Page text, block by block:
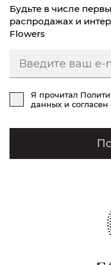
Будьте в числе
распродажах и
Flowers
Я прочитал
данных и